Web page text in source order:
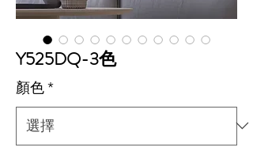
Y525DQ-3色
顏色*